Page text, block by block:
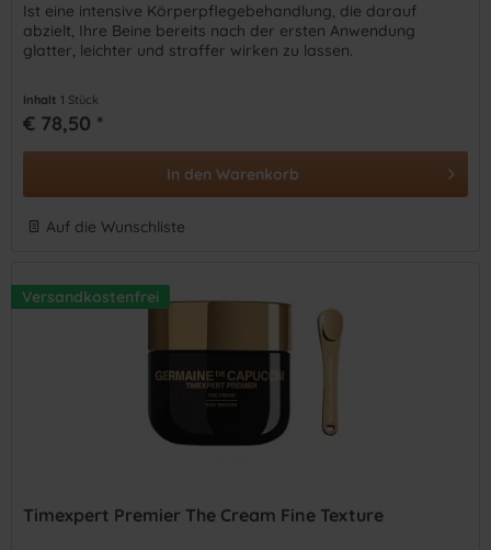
Ist eine intensive Körperpflegebehandlung, die darauf
abzielt, Ihre Beine bereits nach der ersten Anwendung
glatter, leichter und straffer wirken zu lassen.
Inhalt 1 Stück
€ 78,50 *
In den Warenkorb
Auf die Wunschliste
Versandkostenfrei
Timexpert Premier The Cream Fine Texture